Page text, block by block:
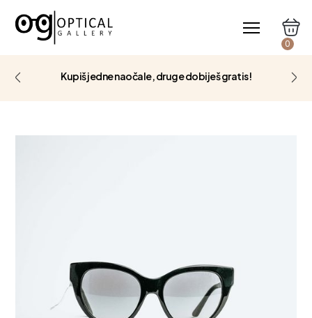
0
Kupiš jedne naočale, druge dobiješ gratis!